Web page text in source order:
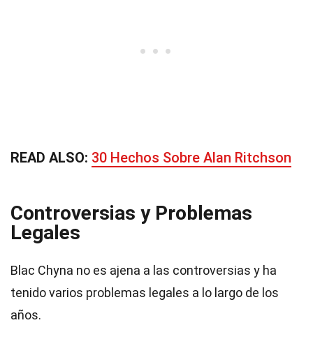
READ ALSO: 30 Hechos Sobre Alan Ritchson
Controversias y Problemas
Legales
Blac Chyna no es ajena a las controversias y ha
tenido varios problemas legales a lo largo de los
años.